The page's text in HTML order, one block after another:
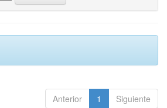
Anterior 1 Siguiente